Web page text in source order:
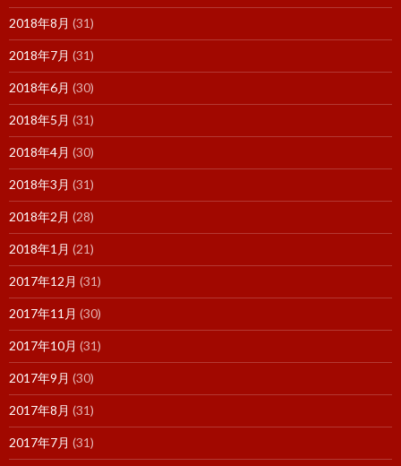
2018年8月 (31)
2018年7月 (31)
2018年6月 (30)
2018年5月 (31)
2018年4月 (30)
2018年3月 (31)
2018年2月 (28)
2018年1月 (21)
2017年12月 (31)
2017年11月 (30)
2017年10月 (31)
2017年9月 (30)
2017年8月 (31)
2017年7月 (31)